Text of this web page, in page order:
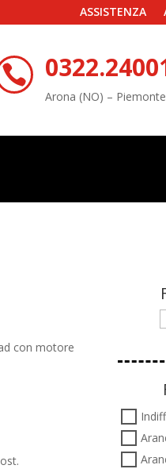
ASSISTENZA

Arona (NO) – Piemonte
con motore